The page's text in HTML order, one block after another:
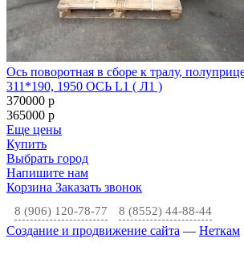
Ось поворотная в сборе к тралу,
311*190, 1950 ОСЬ L1 ( Л1 )
370000 p
365000 p
Еще цены
Купить
Выбрать город
Напишите нам
Корзина Заказать звонок
8 (906) 120-78-77 8 (8552) 44-88-44
Создание и продвижение сайта — Неткам